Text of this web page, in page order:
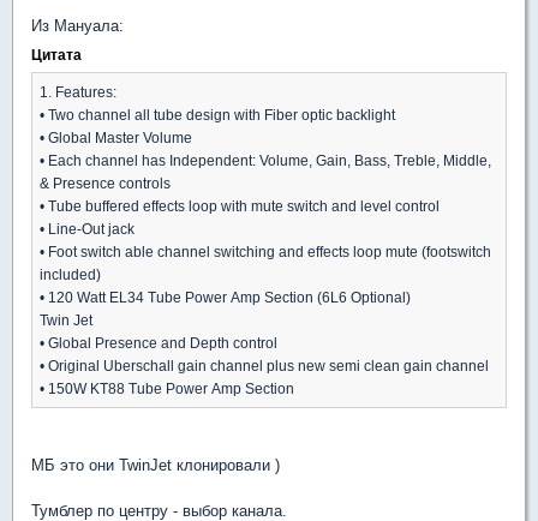
Из Мануала:
Цитата
1. Features:
• Two channel all tube design with Fiber optic backlight
• Global Master Volume
• Each channel has Independent: Volume, Gain, Bass, Treble, Middle,
& Presence controls
• Tube buffered effects loop with mute switch and level control
• Line-Out jack
• Foot switch able channel switching and effects loop mute (footswitch
included)
• 120 Watt EL34 Tube Power Amp Section (6L6 Optional)
Twin Jet
• Global Presence and Depth control
• Original Uberschall gain channel plus new semi clean gain channel
• 150W KT88 Tube Power Amp Section
МБ это они TwinJet клонировали )
Тумблер по центру - выбор канала.